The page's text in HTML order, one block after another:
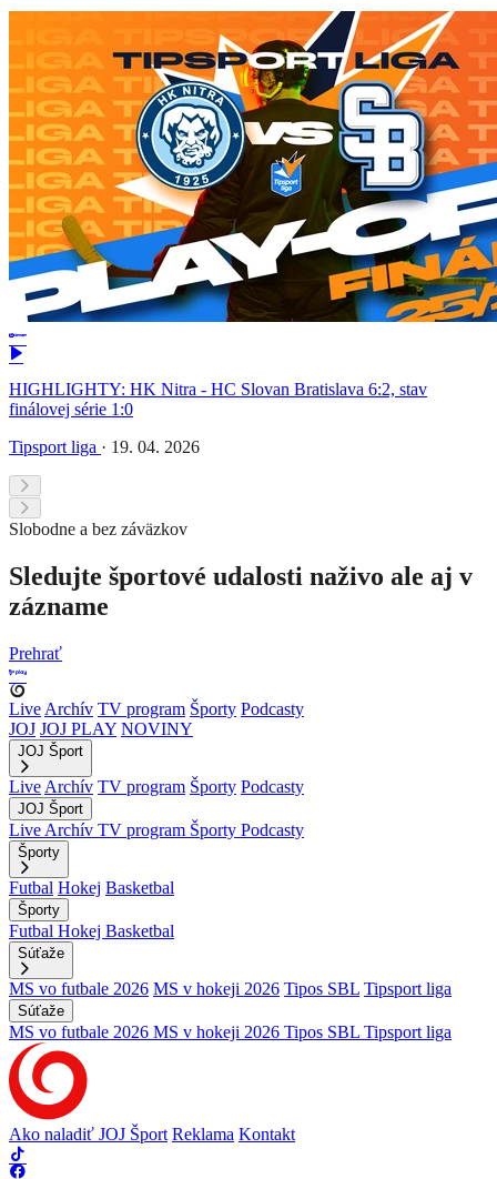
HIGHLIGHTY: HK Nitra - HC Slovan Bratislava 6:2, stav
finálovej série 1:0
Tipsport liga · 19. 04. 2026
Slobodne a bez záväzkov
Sledujte športové udalosti naživo ale aj v
zázname
Prehrať
Live Archív TV program Športy Podcasty
JOJ JOJ PLAY NOVINY
JOJ Šport
Live Archív TV program Športy Podcasty
JOJ Šport
Live Archív TV program Športy Podcasty
Športy
Futbal Hokej Basketbal
Športy
Futbal Hokej Basketbal
Súťaže
MS vo futbale 2026 MS v hokeji 2026 Tipos SBL Tipsport liga
Súťaže
MS vo futbale 2026 MS v hokeji 2026 Tipos SBL Tipsport liga
Ako naladiť JOJ Šport Reklama Kontakt